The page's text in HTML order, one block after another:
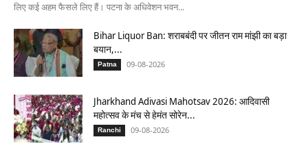
लिए कई अहम फैसले लिए हैं। पटना के अधिवेशन भवन...
Bihar Liquor Ban: शराबबंदी पर जीतन राम मांझी का बड़ा
बयान,...
Patna 09-08-2026
Jharkhand Adivasi Mahotsav 2026: आदिवासी
महोत्सव के मंच से हेमंत सोरेन...
Ranchi 09-08-2026